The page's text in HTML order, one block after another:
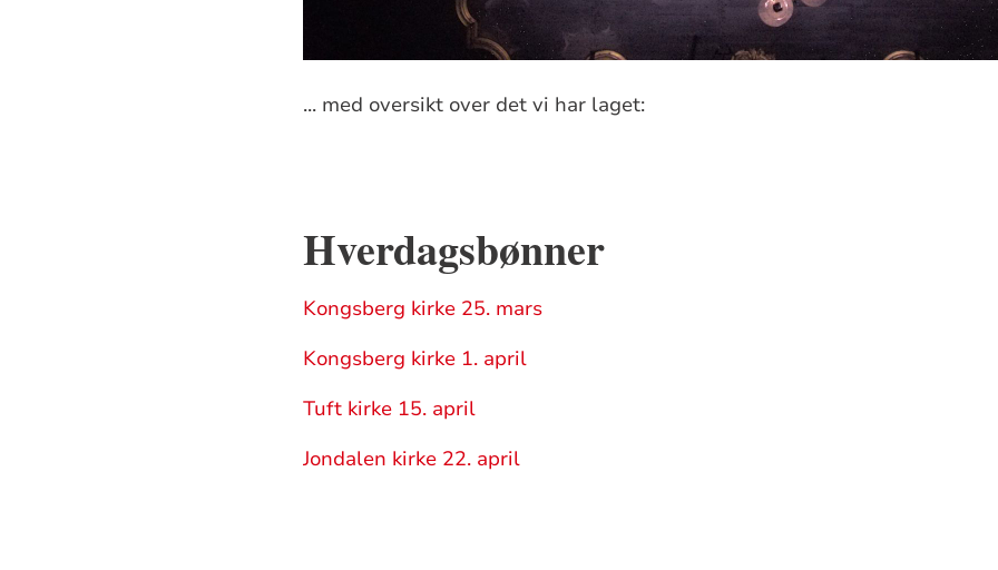
... med oversikt over det vi har laget:
Hverdagsbønner
Kongsberg kirke 25. mars
Kongsberg kirke 1. april
Tuft kirke 15. april
Jondalen kirke 22. april